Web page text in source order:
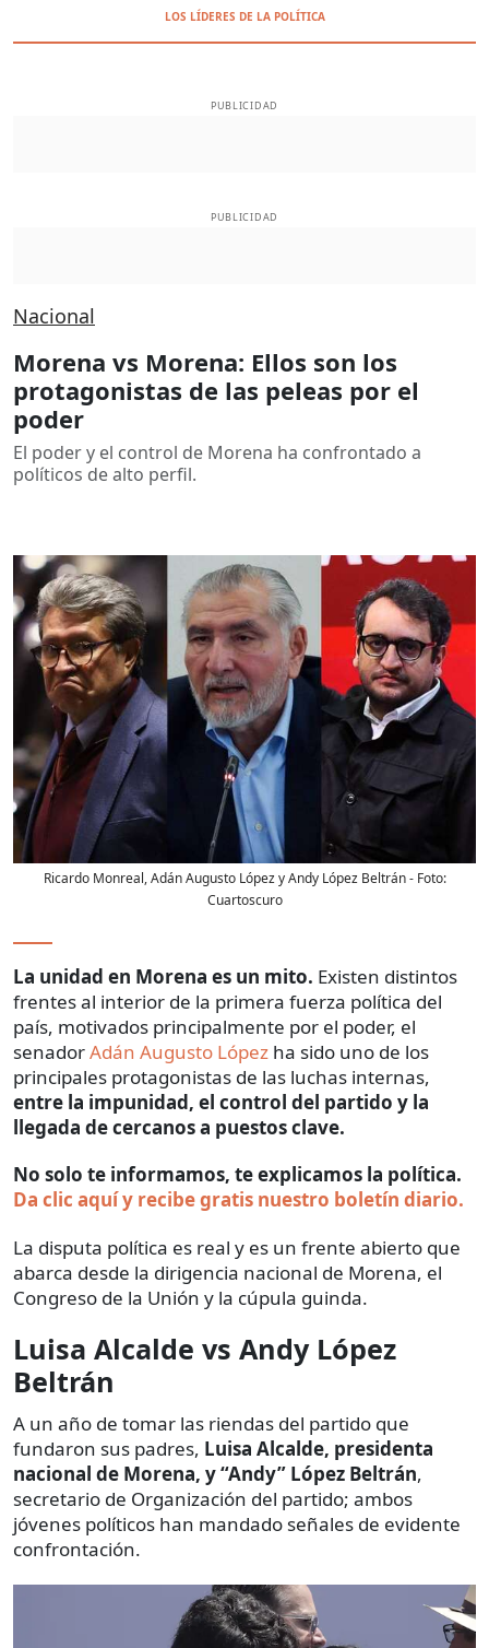
LOS LÍDERES DE LA POLÍTICA
PUBLICIDAD
PUBLICIDAD
Nacional
Morena vs Morena: Ellos son los
protagonistas de las peleas por el
poder
El poder y el control de Morena ha confrontado a
políticos de alto perfil.
Ricardo Monreal, Adán Augusto López y Andy López Beltrán- Foto:
Cuartoscuro
La unidad en Morena es un mito. Existen distintos
frentes al interior de la primera fuerza política del
país, motivados principalmente por el poder, el
senadorAdán Augusto López ha sido uno de los
principales protagonistas de las luchas internas,
entre la impunidad, el control del partido y la
llegada de cercanos a puestos clave.
No solo te informamos, te explicamos la política.
Da clic aquí y recibe gratis nuestro boletín diario.
La disputa política es real y es un frente abierto que
abarca desde la dirigencia nacional de Morena, el
Congreso de la Unión y la cúpula guinda.
Luisa Alcalde vs Andy López
Beltrán
A un año de tomar las riendas del partido que
fundaron sus padres, Luisa Alcalde, presidenta
nacional de Morena, y “Andy” López Beltrán,
secretario de Organización del partido; ambos
jóvenes políticos han mandado señales de evidente
confrontación.